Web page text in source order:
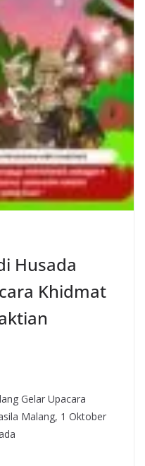
Husada
Khidmat
Gelar Upacara
Malang, 1 Oktober